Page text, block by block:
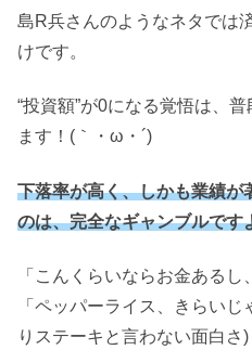
島R兵さんのようなネタでは
けです。
“投資額”が0になる覚悟は、
ます！(｀・ω・´)ゞ
下落率が高く、しかも業績が
のは、完全なギャンブルです
「こんくらいならお金あるし
「ペッパーライス、きらい
りステーキと言わない面白さ)